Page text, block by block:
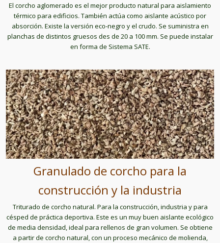
El corcho aglomerado es el mejor producto natural para aislamiento
térmico para edificios. También actúa como aislante acústico por
absorción. Existe la versión eco-negro y el crudo. Se suministra en
planchas de distintos gruesos des de 20 a 100 mm. Se puede instalar
en forma de Sistema SATE.
Granulado de corcho para la
construcción y la industria
Triturado de corcho natural. Para la construcción, industria y para
césped de práctica deportiva. Este es un muy buen aislante ecológico
de media densidad, ideal para rellenos de gran volumen. Se obtiene
a partir de corcho natural, con un proceso mecánico de molienda,